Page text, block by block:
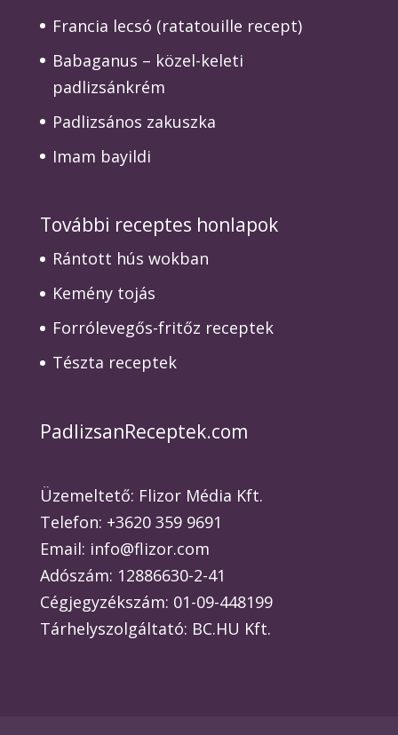
Francia lecsó (ratatouille recept)
Babaganus – közel-keleti
padlizsánkrém
Padlizsános zakuszka
Imam bayildi
További receptes honlapok
Rántott hús wokban
Kemény tojás
Forrólevegős-fritőz receptek
Tészta receptek
PadlizsanReceptek.com
Üzemeltető: Flizor Média Kft.
Telefon: +3620 359 9691
Email: info@flizor.com
Adószám: 12886630-2-41
Cégjegyzékszám: 01-09-448199
Tárhelyszolgáltató: BC.HU Kft.